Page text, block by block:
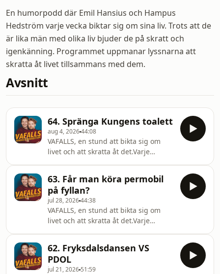
En humorpodd där Emil Hansius och Hampus
Hedström varje vecka biktar sig om sina liv. Trots att de
är lika män med olika liv bjuder de på skratt och
igenkänning. Programmet uppmanar lyssnarna att
skratta åt livet tillsammans med dem.
Avsnitt
64. Spränga Kungens toalett
aug 4, 202644:08
VAFALLS, en stund att bikta sig om
livet och att skratta åt det.Varje
more information.
63. Får man köra permobil
på fyllan?
jul 28, 202644:38
VAFALLS, en stund att bikta sig om
livet och att skratta åt det.Varje
more information.
62. Fryksdalsdansen VS
PDOL
jul 21, 2026 51:59